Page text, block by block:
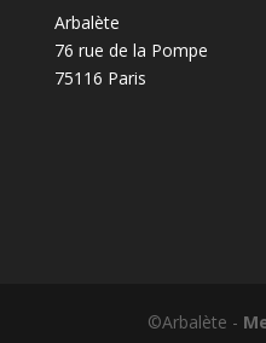
Arbalète
76 rue de la Pompe
75116 Paris
©Arbalète -